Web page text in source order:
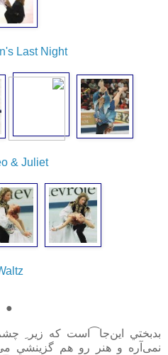
Last Night
& Juliet
●
بدبختي اين‌جا⁀است که زير
نمى‌آره و هنر رو هم گزينشي